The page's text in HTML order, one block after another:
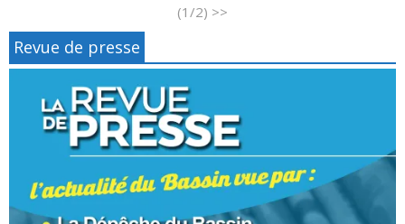
(1/2) >>
Revue de presse